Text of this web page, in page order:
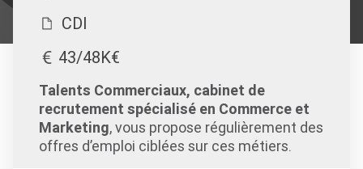
CDI
43/48K€
Talents Commerciaux, cabinet de
recrutement spécialisé en Commerce et
Marketing, vous propose régulièrement des
offres d’emploi ciblées sur ces métiers.